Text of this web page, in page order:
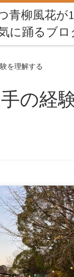
青柳風花が
に踊るブロ
を理解する
の経
し手の経験を理解す